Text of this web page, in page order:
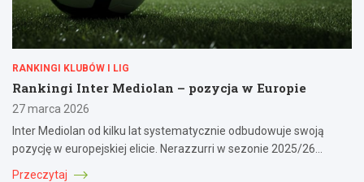
RANKINGI KLUBÓW I LIG
Rankingi Inter Mediolan – pozycja w Europie
27 marca 2026
Inter Mediolan od kilku lat systematycznie odbudowuje swoją
pozycję w europejskiej elicie. Nerazzurri w sezonie 2025/26…
Przeczytaj